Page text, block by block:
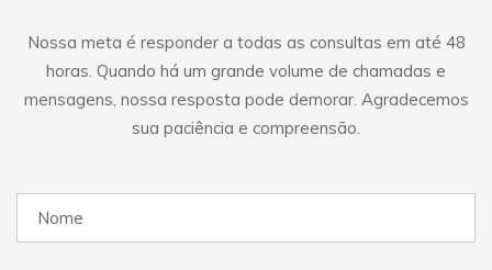
Nossa meta é responder a todas as consultas em até 48
horas. Quando há um grande volume de chamadas e
mensagens, nossa resposta pode demorar. Agradecemos
sua paciência e compreensão.